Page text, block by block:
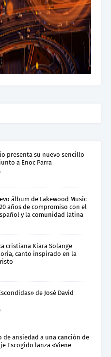
presenta su nuevo sencillo
a Enoc Parra
álbum de Lakewood Music
años de compromiso con el
y la comunidad latina
cristiana Kiara Solange
canto inspirado en la
de José David
de ansiedad a una canción de
Escogido lanza «Viene